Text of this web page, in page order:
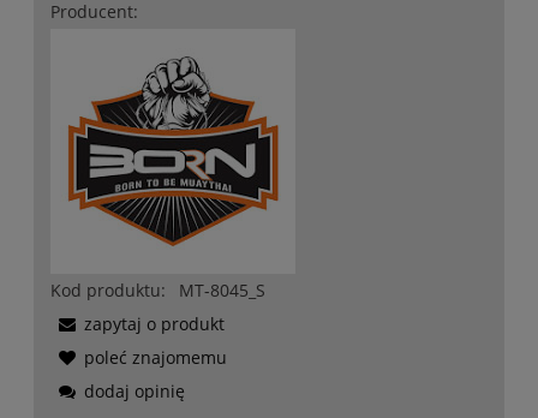
Producent:
Kod produktu:
MT-8045_S
zapytaj o produkt
poleć znajomemu
dodaj opinię